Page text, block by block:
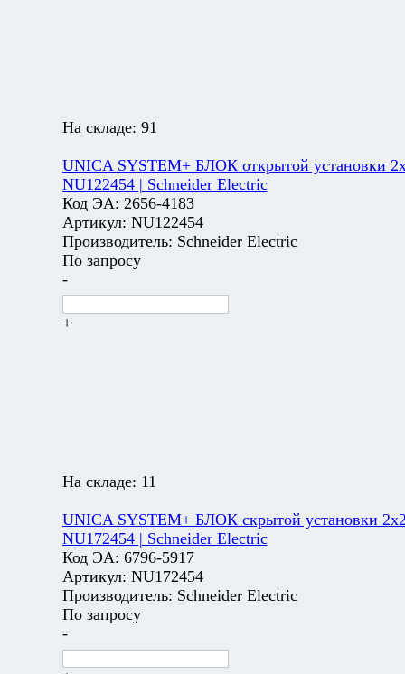
На складе: 91
UNICA SYSTEM+ БЛОК открытой установки
NU122454 | Schneider Electric
Код ЭА: 2656-4183
Артикул: NU122454
Производитель: Schneider Electric
По запросу
-
+
На складе: 11
UNICA SYSTEM+ БЛОК скрытой установки
NU172454 | Schneider Electric
Код ЭА: 6796-5917
Артикул: NU172454
Производитель: Schneider Electric
По запросу
-